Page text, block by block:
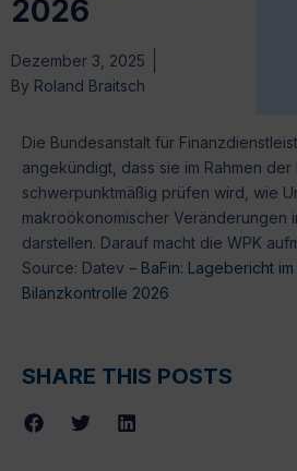
2026
Dezember 3, 2025
By Roland Braitsch
Die Bundesanstalt für
angekündigt, dass sie im Rahmen
schwerpunktmäßig prüfen wird, wie
makroökonomischer Veränderungen
darstellen. Darauf macht die WPK
Source: Datev – BaFin: Lagebericht
Bilanzkontrolle 2026
SHARE THIS POSTS